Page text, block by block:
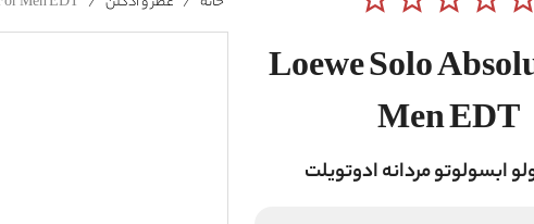
Loewe Solo
Men EDT
ابسولوتو مردانه ادوتویلت